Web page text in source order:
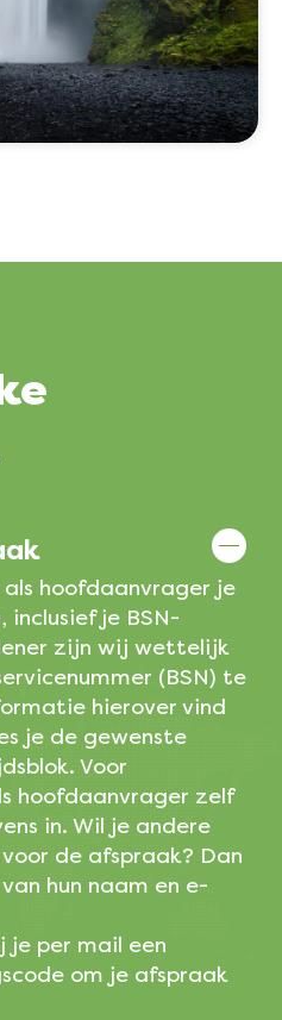
hoofdaanvrager je
inclusief je BSN-
zijn wij wettelijk
(BSN) te
hierover vind
je de gewenste
Voor
hoofdaanvrager zelf
in. Wil je andere
de afspraak? Dan
hun naam en e-
je per mail een
om je afspraak